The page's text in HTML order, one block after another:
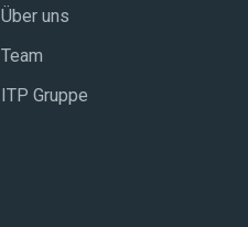
Über uns
Team
ITP Gruppe